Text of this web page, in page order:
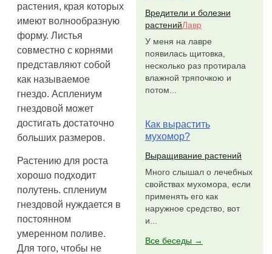
растения, края которых
имеют волнообразную
форму. Листья
совместно с корнями
представляют собой
как называемое
гнездо. Асплениум
гнездовой может
достигать достаточно
больших размеров.
Растению для роста
хорошо подходит
полутень. сплениум
гнездовой нуждается в
постоянном
умеренном поливе.
Для того, чтобы не
Вредители и болезни
растенийЛавр
У меня на лавре
появилась щитовка,
несколько раз протирала
влажной тряпочкою и
потом...
Как вырастить
мухомор?
Выращивание растений
Много слышал о лечебных
свойствах мухомора, если
применять его как
наружное средство, вот
и...
Все беседы →